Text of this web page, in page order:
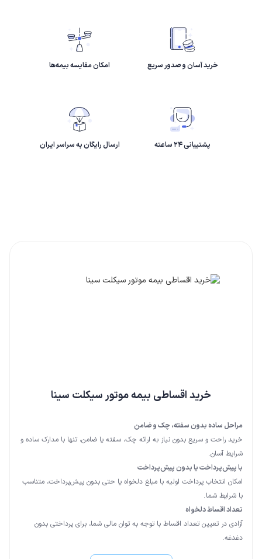
خرید آسان و صدور سریع امکان مقایسه بیمه‌ها
پشتیبانی ۲۴ ساعته ارسال رایگان به سراسر ایران
خرید اقساطی بیمه موتور سیکلت سینا
مراحل ساده بدون سفته، چک و ضامن
خرید راحت و سریع بدون نیاز به ارائه چک، سفته یا ضامن، تنها با مدارک ساده و
شرایط آسان.
با پیش‌پرداخت یا بدون پیش‌پرداخت
امکان انتخاب پرداخت اولیه با مبلغ دلخواه یا حتی بدون پیش‌پرداخت، متناسب
با شرایط شما.
تعداد اقساط دلخواه
آزادی در تعیین تعداد اقساط با توجه به توان مالی شما، برای پرداختی بدون
دغدغه.